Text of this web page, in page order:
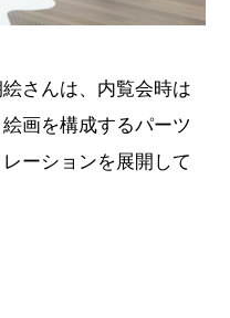
さんは、内覧会時は
画を構成するパーツ
ーションを展開して